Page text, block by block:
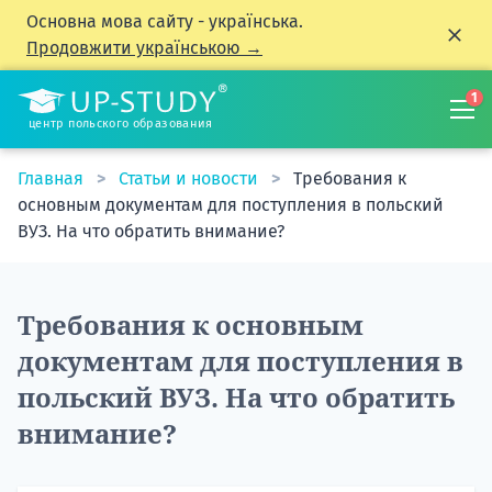
Основна мова сайту - українська.
Продовжити українською →
центр польского образования
1
Главная Статьи и новости
Требования к
основным документам для поступления в польский
ВУЗ. На что обратить внимание?
Требования к основным
документам для поступления в
польский ВУЗ. На что обратить
внимание?